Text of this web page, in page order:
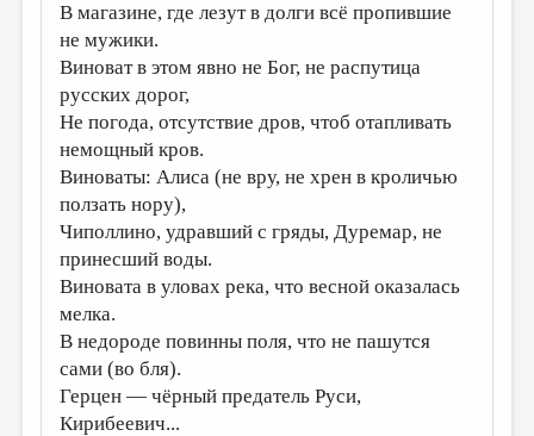
В магазине, где лезут в долги всё пропившие
не мужики.
Виноват в этом явно не Бог, не распутица
русских дорог,
Не погода, отсутствие дров, чтоб отапливать
немощный кров.
Виноваты: Алиса (не вру, не хрен в кроличью
ползать нору),
Чиполлино, удравший с гряды, Дуремар, не
принесший воды.
Виновата в уловах река, что весной оказалась
мелка.
В недороде повинны поля, что не пашутся
сами (во бля).
Герцен — чёрный предатель Руси,
Кирибеевич...